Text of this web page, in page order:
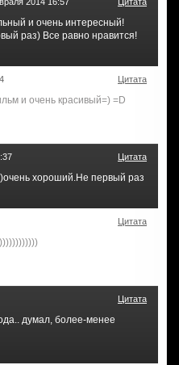
и очень интересный!
раз) Все равно нравится!
Цитата
и очень красивый=) =D
Цитата
хороший.Не первый раз
Цитата
Цитата
думал, более-менее